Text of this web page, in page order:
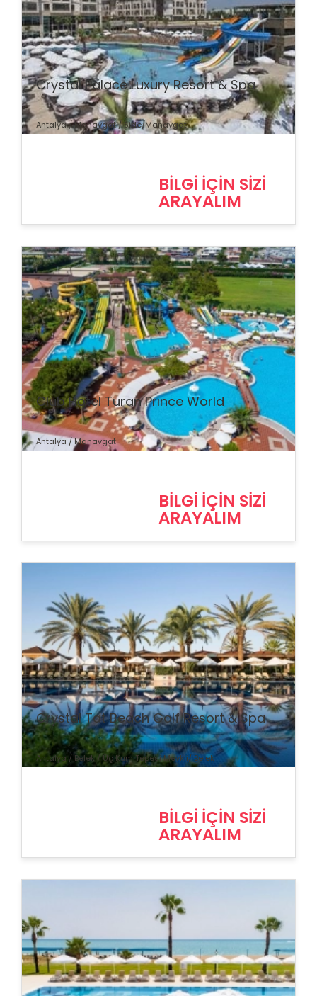
% İndirim
Crystal Palace Luxury Resort & Spa
Antalya / Manavgat / Side/Manavgat
BİLGİ İÇİN SİZİ
ARAYALIM
% İndirim
Club Hotel Turan Prınce World
Antalya / Manavgat
BİLGİ İÇİN SİZİ
ARAYALIM
% İndirim
Crystal Tat Beach Golf Resort & Spa
Antalya / Belek / Üç Kum Tepesi Mevkii/ Belek
BİLGİ İÇİN SİZİ
ARAYALIM
% İndirim